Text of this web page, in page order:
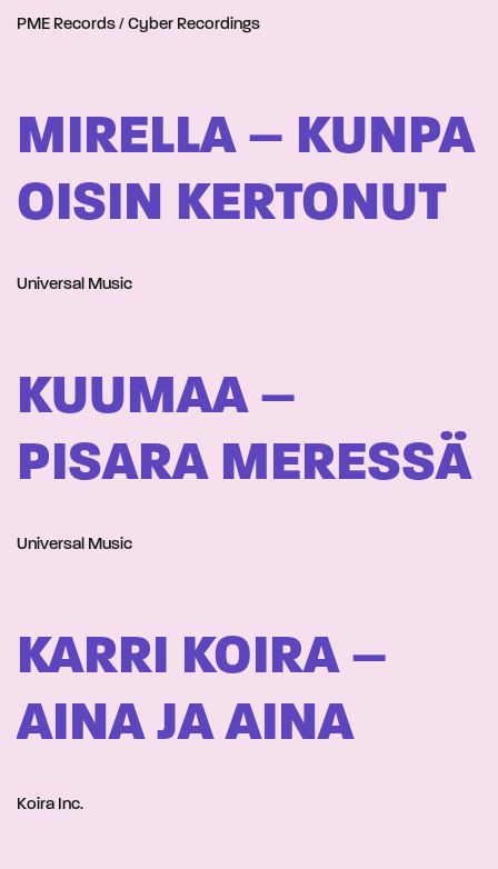
PME Records / Cyber Recordings
MIRELLA – KUNPA
OISIN KERTONUT
Universal Music
KUUMAA –
PISARA MERESSÄ
Universal Music
KARRI KOIRA –
AINA JA AINA
Koira Inc.